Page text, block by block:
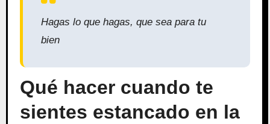
Hagas lo que hagas, que sea para tu
bien
Qué hacer cuando te
sientes estancado en la